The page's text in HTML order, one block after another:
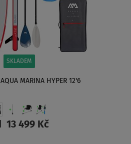
SKLADEM
MARINA HYPER 12'6
13 499 Kč